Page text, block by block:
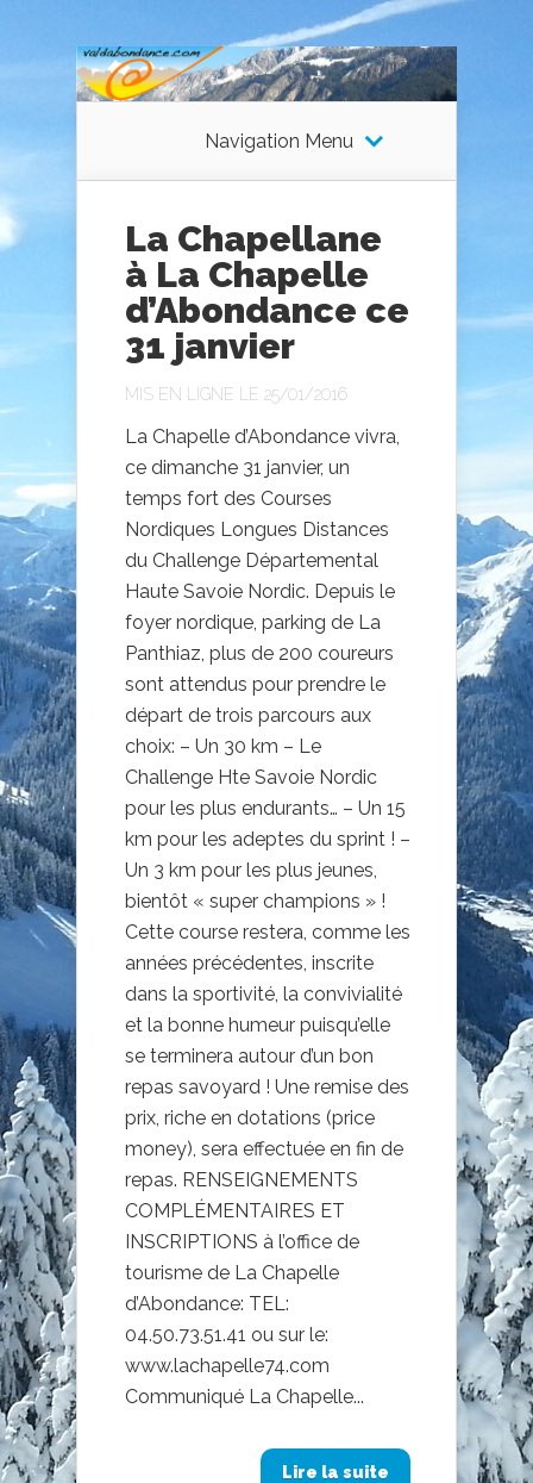
Navigation Menu
La Chapellane
à La Chapelle
d’Abondance ce
31 janvier
MIS EN LIGNE LE 25/01/2016
La Chapelle d’Abondance vivra,
ce dimanche 31 janvier, un
temps fort des Courses
Nordiques Longues Distances
du Challenge Départemental
Haute Savoie Nordic. Depuis le
foyer nordique, parking de La
Panthiaz, plus de 200 coureurs
sont attendus pour prendre le
départ de trois parcours aux
choix: – Un 30 km – Le
Challenge Hte Savoie Nordic
pour les plus endurants… – Un 15
km pour les adeptes du sprint ! –
Un 3 km pour les plus jeunes,
bientôt « super champions » !
Cette course restera, comme les
années précédentes, inscrite
dans la sportivité, la convivialité
et la bonne humeur puisqu’elle
se terminera autour d’un bon
repas savoyard ! Une remise des
prix, riche en dotations (price
money), sera effectuée en fin de
repas. RENSEIGNEMENTS
COMPLÉMENTAIRES ET
INSCRIPTIONS à l’office de
tourisme de La Chapelle
d’Abondance: TEL:
04.50.73.51.41 ou sur le:
www.lachapelle74.com
Communiqué La Chapelle...
Lire la suite